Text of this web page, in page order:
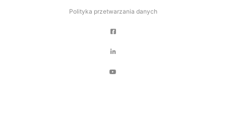
Polityka przetwarzania danych